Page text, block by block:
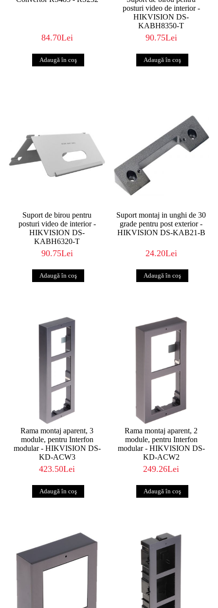
84.70Lei
posturi video de interior -
HIKVISION DS-
KABH8350-T
90.75Lei
Suport de birou pentru
posturi video de interior -
HIKVISION DS-
KABH6320-T
90.75Lei
Suport montaj in unghi de 30
grade pentru post exterior -
HIKVISION DS-KAB21-B
24.20Lei
Rama montaj aparent, 3
module, pentru Interfon
modular - HIKVISION DS-
KD-ACW3
423.50Lei
Rama montaj aparent, 2
module, pentru Interfon
modular - HIKVISION DS-
KD-ACW2
249.26Lei